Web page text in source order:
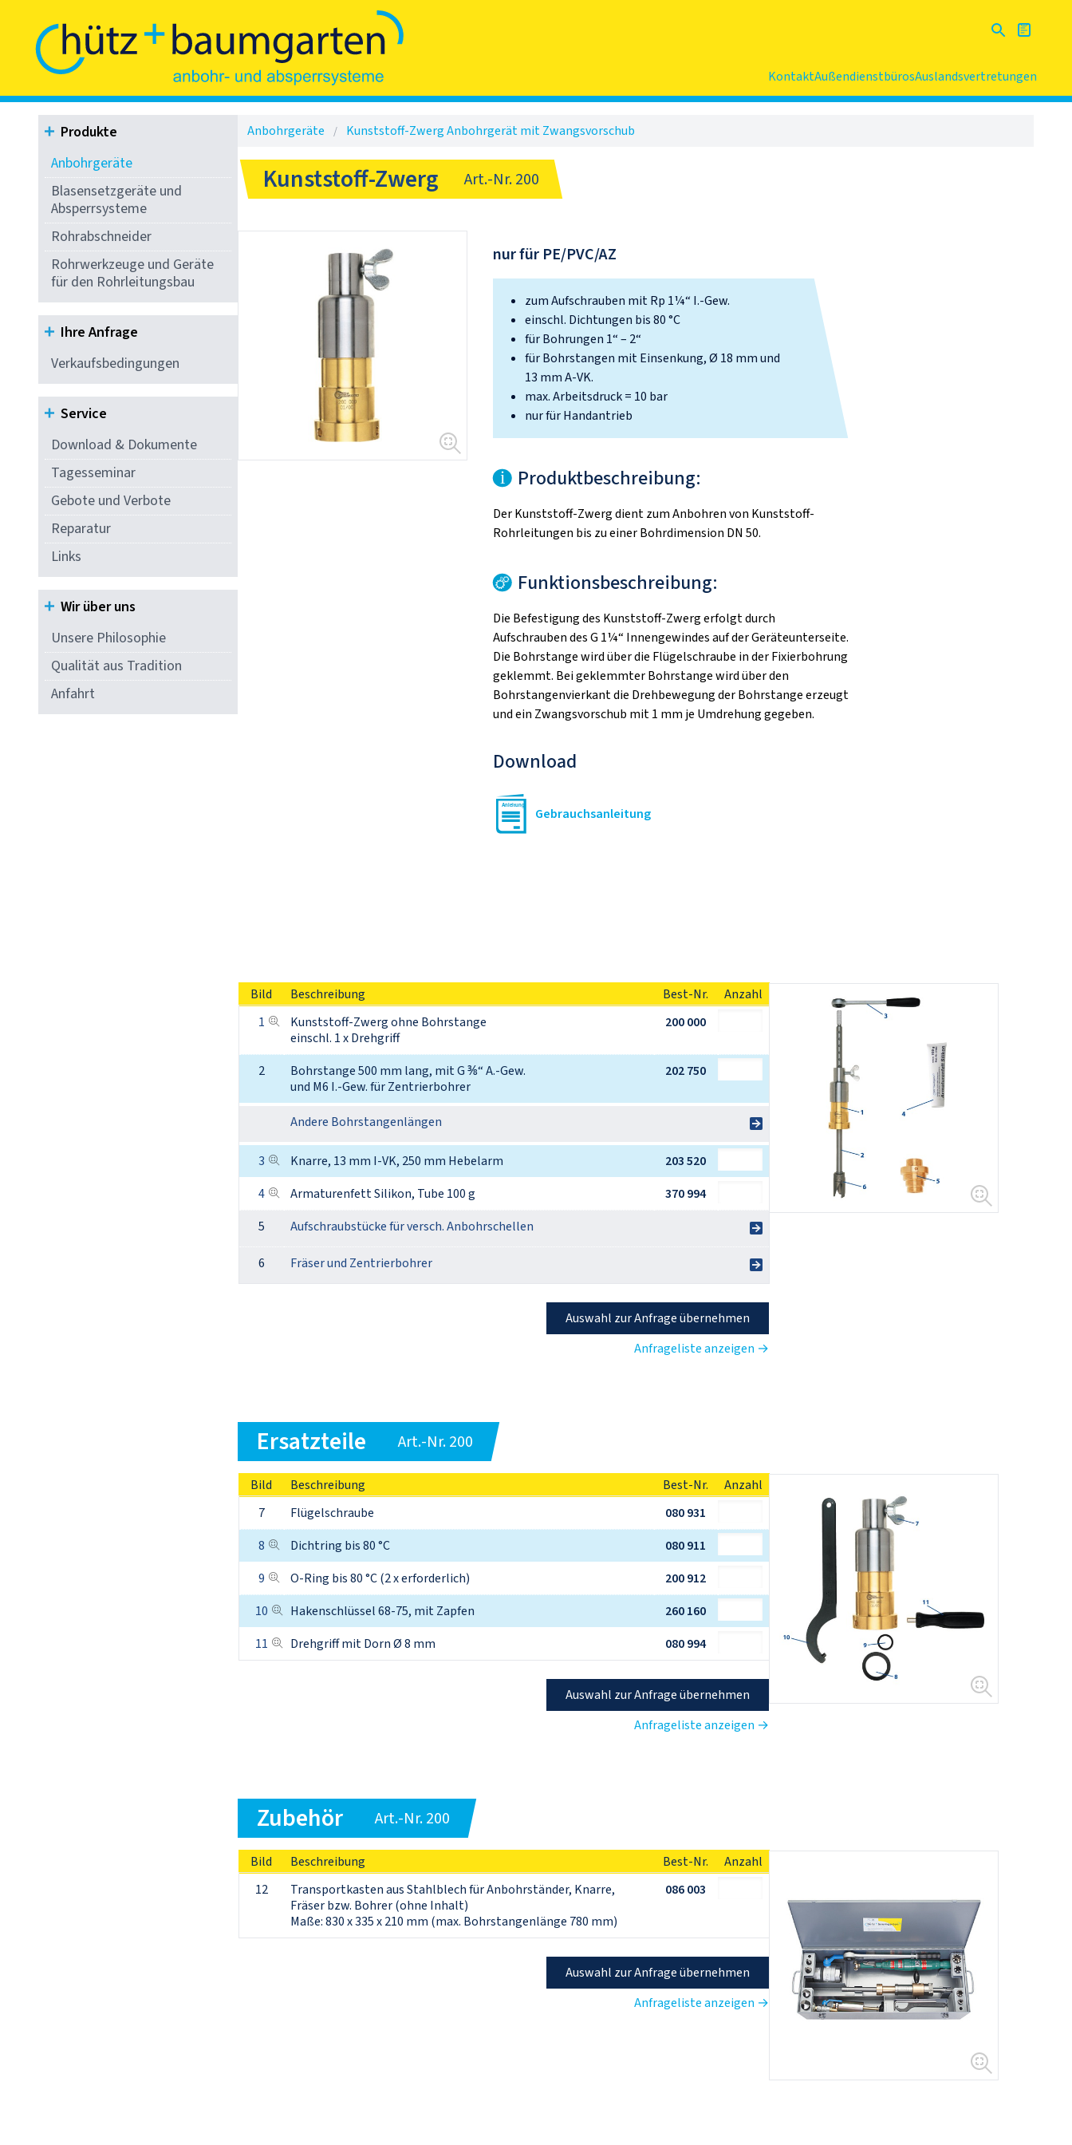
KontaktAußendienstbürosAuslandsvertretungen
Produkte
Anbohrgeräte
Blasensetzgeräte und
Absperrsysteme
Rohrabschneider
Rohrwerkzeuge und Geräte
für den Rohrleitungsbau
Ihre Anfrage
Verkaufsbedingungen
Service
Download & Dokumente
Tagesseminar
Gebote und Verbote
Reparatur
Links
Wir über uns
Unsere Philosophie
Qualität aus Tradition
Anfahrt
Anbohrgeräte Kunststoff-Zwerg Anbohrgerät mit Zwangsvorschub
Kunststoff-Zwerg Art.-Nr.200
nur für PE/PVC/AZ
zum Aufschrauben mit Rp 1¼“ I.-Gew.
einschl. Dichtungen bis 80 °C
für Bohrungen 1“ – 2“
für Bohrstangen mit Einsenkung, Ø 18 mm und
13 mm A-VK.
max. Arbeitsdruck = 10 bar
nur für Handantrieb
Produktbeschreibung:
Der Kunststoff-Zwerg dient zum Anbohren von Kunststoff-
Rohrleitungen bis zu einer Bohrdimension DN 50.
Funktionsbeschreibung:
Die Befestigung des Kunststoff-Zwerg erfolgt durch
Aufschrauben des G 1¼“ Innengewindes auf der Geräteunterseite.
Die Bohrstange wird über die Flügelschraube in der Fixierbohrung
geklemmt. Bei geklemmter Bohrstange wird über den
Bohrstangenvierkant die Drehbewegung der Bohrstange erzeugt
und ein Zwangsvorschub mit 1 mm je Umdrehung gegeben.
Download
Gebrauchsanleitung
Bild Beschreibung Best-Nr.
Anzahl
1
Kunststoff-Zwerg ohne Bohrstange
einschl. 1 x Drehgriff
200 000
2
Bohrstange 500 mm lang, mit G ⅜“ A.-Gew.
und M6 I.-Gew. für Zentrierbohrer
202 750
Andere Bohrstangenlängen
3 Knarre, 13 mm I-VK, 250 mm Hebelarm
203 520
4
Armaturenfett Silikon, Tube 100 g
370 994
5
Aufschraubstücke für versch. Anbohrschellen
6 Fräser und Zentrierbohrer
Auswahl zur Anfrage übernehmen
Anfrageliste anzeigen →
Ersatzteile Art.-Nr. 200
Bild Beschreibung Best-Nr.
Anzahl
7
Flügelschraube
080 931
8
Dichtring bis 80 °C
080 911
9
O-Ring bis 80 °C (2 x erforderlich)
200 912
10
Hakenschlüssel 68-75, mit Zapfen
260 160
11
Drehgriff mit Dorn Ø 8 mm 080 994
Auswahl zur Anfrage übernehmen
Anfrageliste anzeigen →
Zubehör Art.-Nr. 200
Bild Beschreibung Best-Nr.
Anzahl
12
Transportkasten aus Stahlblech für Anbohrständer, Knarre,
Fräser bzw. Bohrer (ohne Inhalt)
Maße: 830 x 335 x 210 mm (max. Bohrstangenlänge 780 mm)
086 003
Auswahl zur Anfrage übernehmen
Anfrageliste anzeigen →